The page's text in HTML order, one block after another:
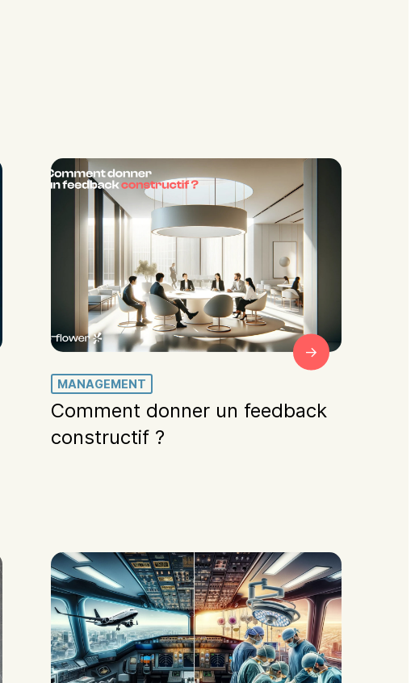
MANAGEMENT
Comment donner un feedback
constructif ?